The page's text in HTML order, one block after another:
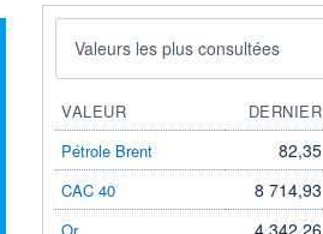
Valeurs les plus consultées
VALEUR DERNIER
Pétrole Brent
82,35
CAC 40 8 714,93
4 342,26